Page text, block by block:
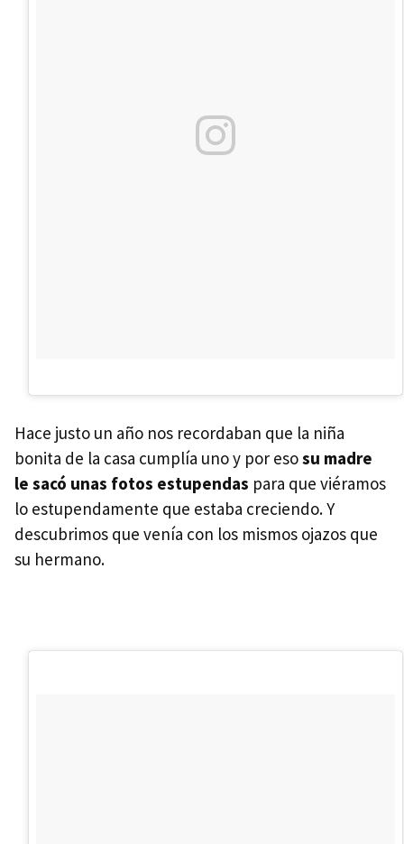
Hace justo un año nos recordaban que la niña
bonita de la casa cumplía uno y por esosu madre
le sacó unas fotos estupendas para que viéramos
lo estupendamente que estaba creciendo. Y
descubrimos que venía con los mismos ojazos que
su hermano.